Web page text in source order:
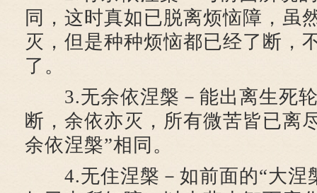
同，这时真如已脱离烦恼障，虽
灭，但是种种烦恼都已经了断，
了。
3.无余依涅槃－能出离生死
断，余依亦灭，所有微苦皆已离
余依涅槃”相同。
4.无住涅槃－如前面的“大涅